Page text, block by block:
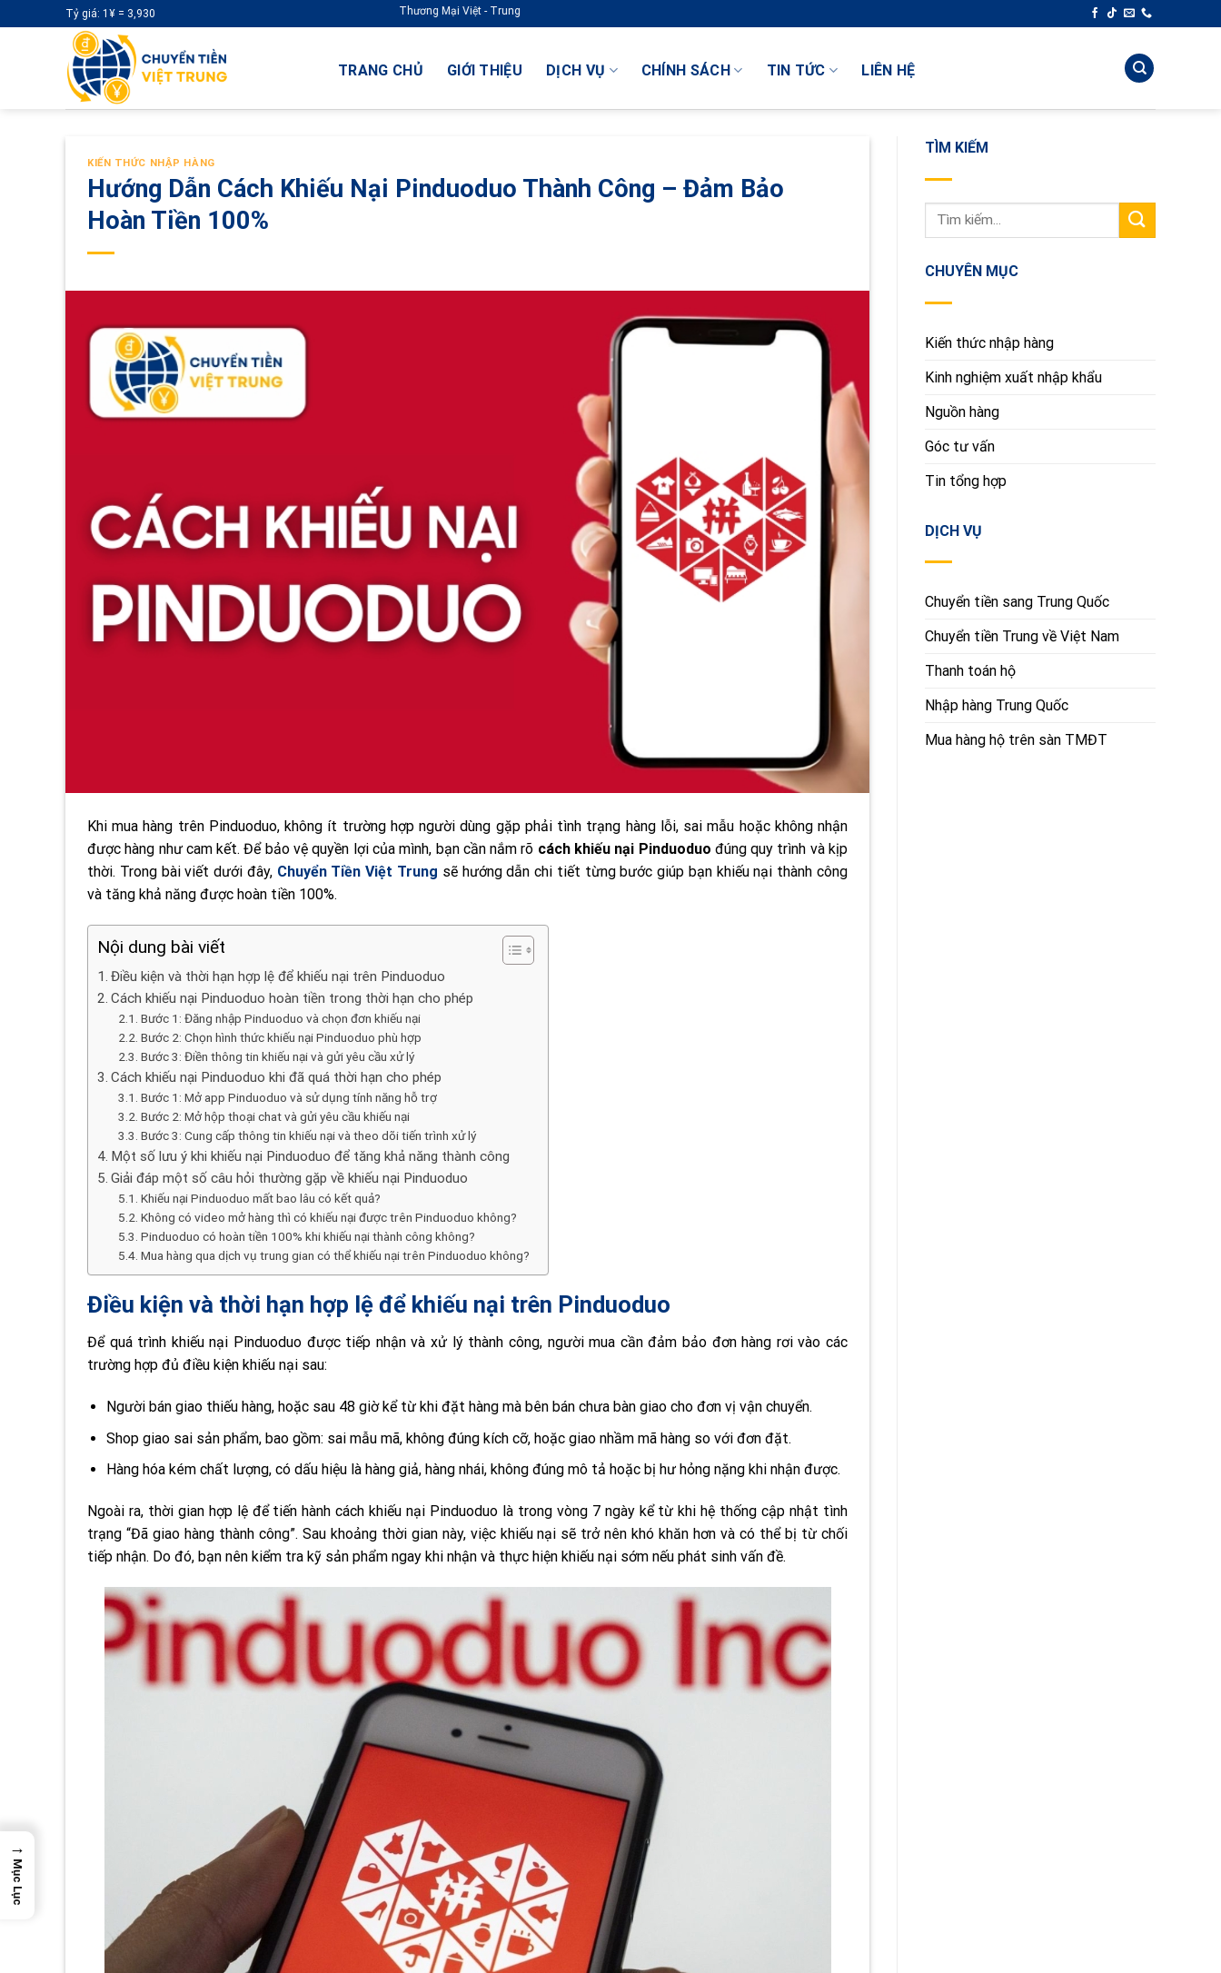
to
Tỷ giá: 1¥ = 3,930 Chuyển Tiền Việt Trung | Cung Cấp Giải Pháp Toàn Diện Cho Thương Mại Việt -
TRANG CHỦ GIỚI THIỆU DỊCH VỤ CHÍNH SÁCH TIN TỨC LIÊN HỆ
KIẾN THỨC NHẬP HÀNG
Hướng Dẫn Cách Khiếu Nại Pinduoduo Thành Công – Đảm Bảo
Hoàn Tiền 100%
Khi mua hàng trên Pinduoduo, không ít trường hợp người dùng gặp phải tình trạng hàng lỗi, sai mẫu hoặc không nhận
được hàng như cam kết. Để bảo vệ quyền lợi của mình, bạn cần nắm rõ cách khiếu nại Pinduoduo đúng quy trình và kịp
thời. Trong bài viết dưới đây, ChuyểnTiền Việt Trung sẽ hướng dẫn chi tiết từng bước giúp bạn khiếu nại thành công
và tăng khả năng được hoàn tiền 100%.
Nội dung bài viết
Điều kiện và thời hạn hợp lệ để khiếu nại trên Pinduoduo
Cách khiếu nại Pinduoduo hoàn tiền trong thời hạn cho phép
Bước 1: Đăng nhập Pinduoduo và chọn đơn khiếu nại
Bước 2: Chọn hình thức khiếu nại Pinduoduo phù hợp
Bước 3: Điền thông tin khiếu nại và gửi yêu cầu xử lý
Cách khiếu nại Pinduoduo khi đã quá thời hạn cho phép
Bước 1: Mở app Pinduoduo và sử dụng tính năng hỗ trợ
Bước 2: Mở hộp thoại chat và gửi yêu cầu khiếu nại
Bước 3: Cung cấp thông tin khiếu nại và theo dõi tiến trình xử lý
Một số lưu ý khi khiếu nại Pinduoduo để tăng khả năng thành công
Giải đáp một số câu hỏi thường gặp về khiếu nại Pinduoduo
Khiếu nại Pinduoduo mất bao lâu có kết quả?
Không có video mở hàng thì có khiếu nại được trên Pinduoduo không?
Pinduoduo có hoàn tiền 100% khi khiếu nại thành công không?
Mua hàng qua dịch vụ trung gian có thể khiếu nại trên Pinduoduo không?
Điều kiện và thời hạn hợp lệ để khiếu nại trên Pinduoduo
Để quá trình khiếu nại Pinduoduo được tiếp nhận và xử lý thành công, người mua cần đảm bảo đơn hàng rơi vào các
trường hợp đủ điều kiện khiếu nại sau:
Người bán giao thiếu hàng, hoặc sau 48 giờ kể từ khi đặt hàng mà bên bán chưa bàn giao cho đơn vị vận chuyển.
Shop giao sai sản phẩm, bao gồm: sai mẫu mã, không đúng kích cỡ, hoặc giao nhầm mã hàng so với đơn đặt.
Hàng hóa kém chất lượng, có dấu hiệu là hàng giả, hàng nhái, không đúng mô tả hoặc bị hư hỏng nặng khi nhận được.
Ngoài ra, thời gian hợp lệ để tiến hành cách khiếu nại Pinduoduo là trong vòng 7 ngày kể từ khi hệ thống cập nhật tình
trạng “Đã giao hàng thành công”. Sau khoảng thời gian này, việc khiếu nại sẽ trở nên khó khăn hơn và có thể bị từ chối
tiếp nhận. Do đó, bạn nên kiểm tra kỹ sản phẩm ngay khi nhận và thực hiện khiếu nại sớm nếu phát sinh vấn đề.
TÌM KIẾM
CHUYÊN MỤC
Kiến thức nhập hàng
Kinh nghiệm xuất nhập khẩu
Nguồn hàng
Góc tư vấn
Tin tổng hợp
DỊCH VỤ
Chuyển tiền sang Trung Quốc
Chuyển tiền Trung về Việt Nam
Thanh toán hộ
Nhập hàng Trung Quốc
Mua hàng hộ trên sàn TMĐT
→
Mục Lục